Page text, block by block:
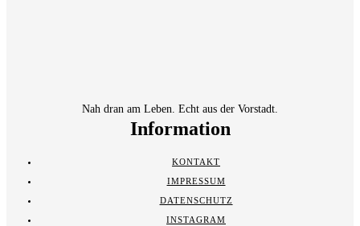
Nah dran am Leben. Echt aus der Vorstadt.
Information
KONTAKT
IMPRESSUM
DATENSCHUTZ
INSTAGRAM